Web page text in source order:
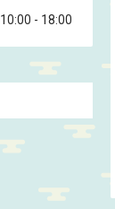
10:00 18:00